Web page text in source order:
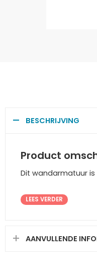
BESCHRIJVING
Product
Dit wandarmatuur
LEES VERDER
AANVULLENDE